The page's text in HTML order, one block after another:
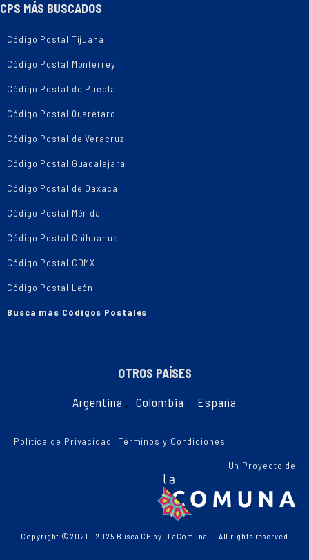
CPS MÁS BUSCADOS
Código Postal Tijuana
Código Postal Monterrey
Código Postal de Puebla
Código Postal Querétaro
Código Postal de Veracruz
Código Postal Guadalajara
Código Postal de Oaxaca
Código Postal Mérida
Código Postal Chihuahua
Código Postal CDMX
Código Postal León
Busca más Códigos Postales
OTROS PAÍSES
Argentina , Colombia , España
Política de Privacidad Términos y Condiciones
Un Proyecto de:
Copyright ©2021 - 2025 Busca CP by LaComuna - All rights reserved